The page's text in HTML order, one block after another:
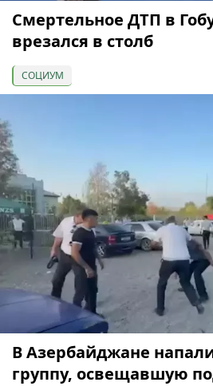
Смертельное ДТП в
врезался в столб
СОЦИУМ
В Азербайджане
группу, освещавшую